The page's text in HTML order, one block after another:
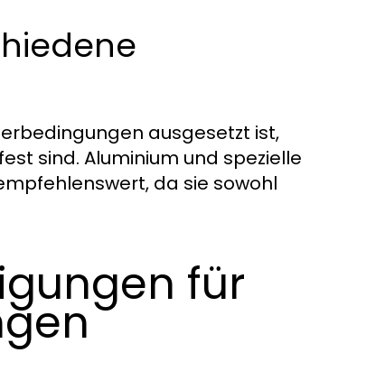
ausgesetzt ist,
sind. Aluminium und spezielle
da sie sowohl
für